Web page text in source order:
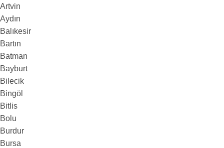
Artvin
Aydın
Balıkesir
Bartın
Batman
Bayburt
Bilecik
Bingöl
Bitlis
Bolu
Burdur
Bursa